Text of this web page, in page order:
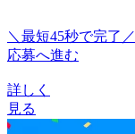
＼最短45秒で完了／
応募へ進む
詳しく
見る